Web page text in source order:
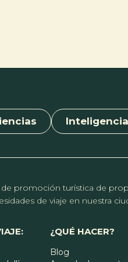
promoción turística de
de viaje en nuestra
¿QUÉ HACER?
Blog